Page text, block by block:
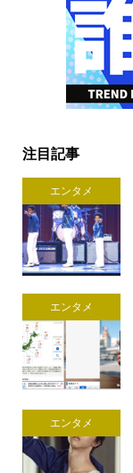
注目記事
エンタメ
エンタメ
エンタメ